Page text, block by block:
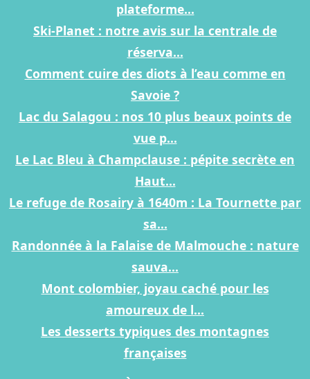
plateforme...
Ski-Planet : notre avis sur la centrale de
réserva...
Comment cuire des diots à l’eau comme en
Savoie ?
Lac du Salagou : nos 10 plus beaux points de
vue p...
Le Lac Bleu à Champclause : pépite secrète en
Haut...
Le refuge de Rosairy à 1640m : La Tournette par
sa...
Randonnée à la Falaise de Malmouche : nature
sauva...
Mont colombier, joyau caché pour les
amoureux de l...
Les desserts typiques des montagnes
françaises